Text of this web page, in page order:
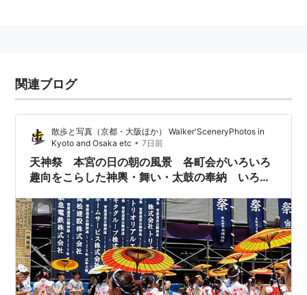
7／24 宵宮祭
7：45 宵宮祭(本殿)
8：50 鉾流神事(鉾流橋)
00
16：00〜19：
00
催太鼓(氏地巡行)
16：00〜19：
00
獅子舞(氏地巡行)
関連ブログ
散歩と写真（京都・大阪ほか） Walker'SceneryPhotos in
Kyoto and Osaka etc • 7日前
天神祭 本宮の日の朝の風景 各町会がいろいろ
趣向をこらした神輿・舞い・太鼓の奉納 いろい
2026年7月25日Sat